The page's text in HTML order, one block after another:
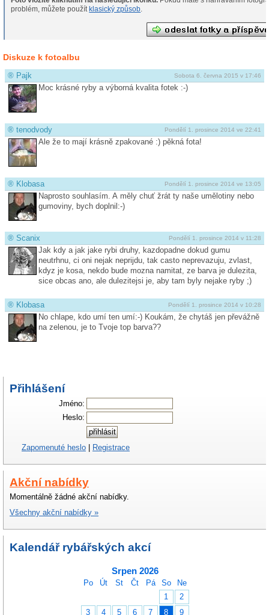
problém, můžete použít klasický způsob.
Diskuze k fotoalbu
Sobota 6. června 2015 v 17:46
® Pajk
Moc krásné ryby a výborná kvalita fotek :-)
Pondělí 1. prosince 2014 ve 22:41
® tenodvody
Ale že to mají krásně zpakované :) pěkná fota!
Pondělí 1. prosince 2014 ve 13:05
® Klobasa
Naprosto souhlasím. A měly chuť žrát ty naše umělotiny nebo
gumoviny, bych doplnil:-)
Pondělí 1. prosince 2014 v 11:28
® Scanix
Jak kdy a jak jake rybi druhy, kazdopadne dokud gumu
neutrhnu, ci oni nejak neprijdu, tak casto neprevazuju, zvlast,
kdyz je kosa, nekdo bude mozna namitat, ze barva je dulezita,
sice obcas ano, ale dulezitejsi je, aby tam byly nejake ryby ;)
Pondělí 1. prosince 2014 v 10:28
® Klobasa
No chlape, kdo umí ten umí:-) Koukám, že chytáš jen převážně
na zelenou, je to Tvoje top barva??
Přihlášení
Jméno:
Heslo:
Zapomenuté heslo Registrace
Akční nabídky
Momentálně žádné akční nabídky.
Všechny akční nabídky »
Kalendář rybářských akcí
Srpen 2026
Po Út St Čt Pá So
Ne
1
2
3
4 5 6 7 8 9